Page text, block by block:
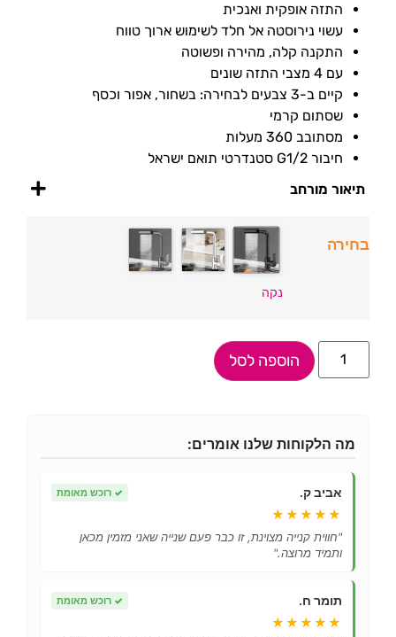
התזה אופקית ואנכית
עשוי נירוסטה אל חלד לשימוש ארוך טווח
התקנה קלה, מהירה ופשוטה
עם 4 מצבי התזה שונים
קיים ב-3 צבעים לבחירה: בשחור, אפור וכסף
שסתום קרמי
מסתובב 360 מעלות
חיבור G1/2 סטנדרטי תואם ישראל
תיאור מורחב
בחירה
נקה
הוספה לסל
מה הלקוחות שלנו אומרים:
אביב ק. ✓ רוכש מאומת
★★★★★
"חווית קנייה מצוינת, זו כבר פעם שנייה שאני מזמין מכאן
ותמיד מרוצה."
תומר ח. ✓ רוכש מאומת
★★★★★